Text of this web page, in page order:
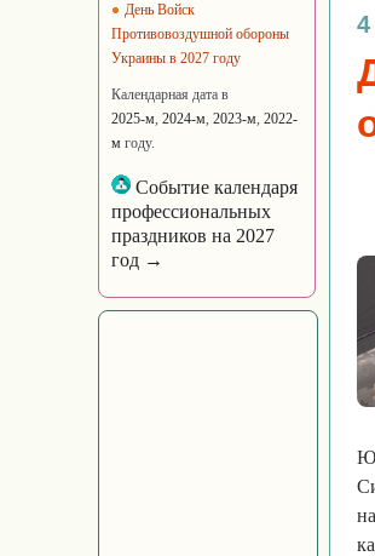
День Войск
Противовоздушной обороны
Украины в 2027 году
Календарная дата в
2025-м, 2024-м, 2023-м, 2022-
м году.
Событие календаря
профессиональных
праздников на 2027
год →